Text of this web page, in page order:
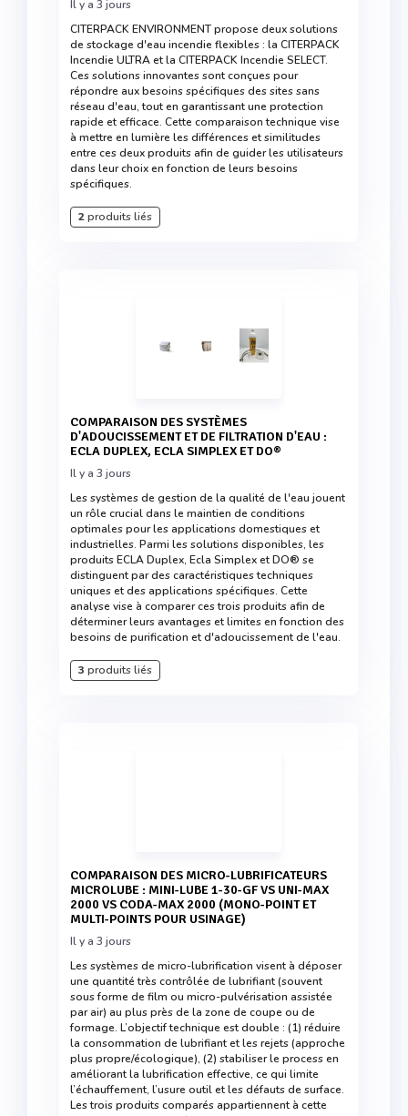
Il y a 3 jours
CITERPACK ENVIRONMENT propose deux solutions
de stockage d'eau incendie flexibles : la CITERPACK
Incendie ULTRA et la CITERPACK Incendie SELECT.
Ces solutions innovantes sont conçues pour
répondre aux besoins spécifiques des sites sans
réseau d'eau, tout en garantissant une protection
rapide et efficace. Cette comparaison technique vise
à mettre en lumière les différences et similitudes
entre ces deux produits afin de guider les utilisateurs
dans leur choix en fonction de leurs besoins
spécifiques.
2produits liés
COMPARAISON DES SYSTÈMES
D'ADOUCISSEMENT ET DE FILTRATION D'EAU :
ECLA DUPLEX, ECLA SIMPLEX ET DO®
Il y a 3 jours
Les systèmes de gestion de la qualité de l'eau jouent
un rôle crucial dans le maintien de conditions
optimales pour les applications domestiques et
industrielles. Parmi les solutions disponibles, les
produits ECLA Duplex, Ecla Simplex et DO® se
distinguent par des caractéristiques techniques
uniques et des applications spécifiques. Cette
analyse vise à comparer ces trois produits afin de
déterminer leurs avantages et limites en fonction des
besoins de purification et d'adoucissement de l'eau.
3 produits liés
COMPARAISON DES MICRO-LUBRIFICATEURS
MICROLUBE : MINI-LUBE 1-30-GF VS UNI-MAX
2000 VS CODA-MAX 2000 (MONO-POINT ET
MULTI-POINTS POUR USINAGE)
Il y a 3 jours
Les systèmes de micro-lubrification visent à déposer
une quantité très contrôlée de lubrifiant (souvent
sous forme de film ou micro-pulvérisation assistée
par air) au plus près de la zone de coupe ou de
formage. L’objectif technique est double : (1) réduire
la consommation de lubrifiant et les rejets (approche
plus propre/écologique), (2) stabiliser le process en
améliorant la lubrification effective, ce qui limite
l’échauffement, l’usure outil et les défauts de surface.
Les trois produits comparés appartiennent à cette